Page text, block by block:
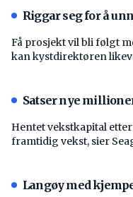
Riggar seg for å
Få prosjekt vil bli følgt
kan kystdirektøren
Satser nye
Hentet vekstkapital
framtidig vekst, sier
Langøy med